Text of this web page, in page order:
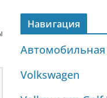
Навигация
Volkswagen